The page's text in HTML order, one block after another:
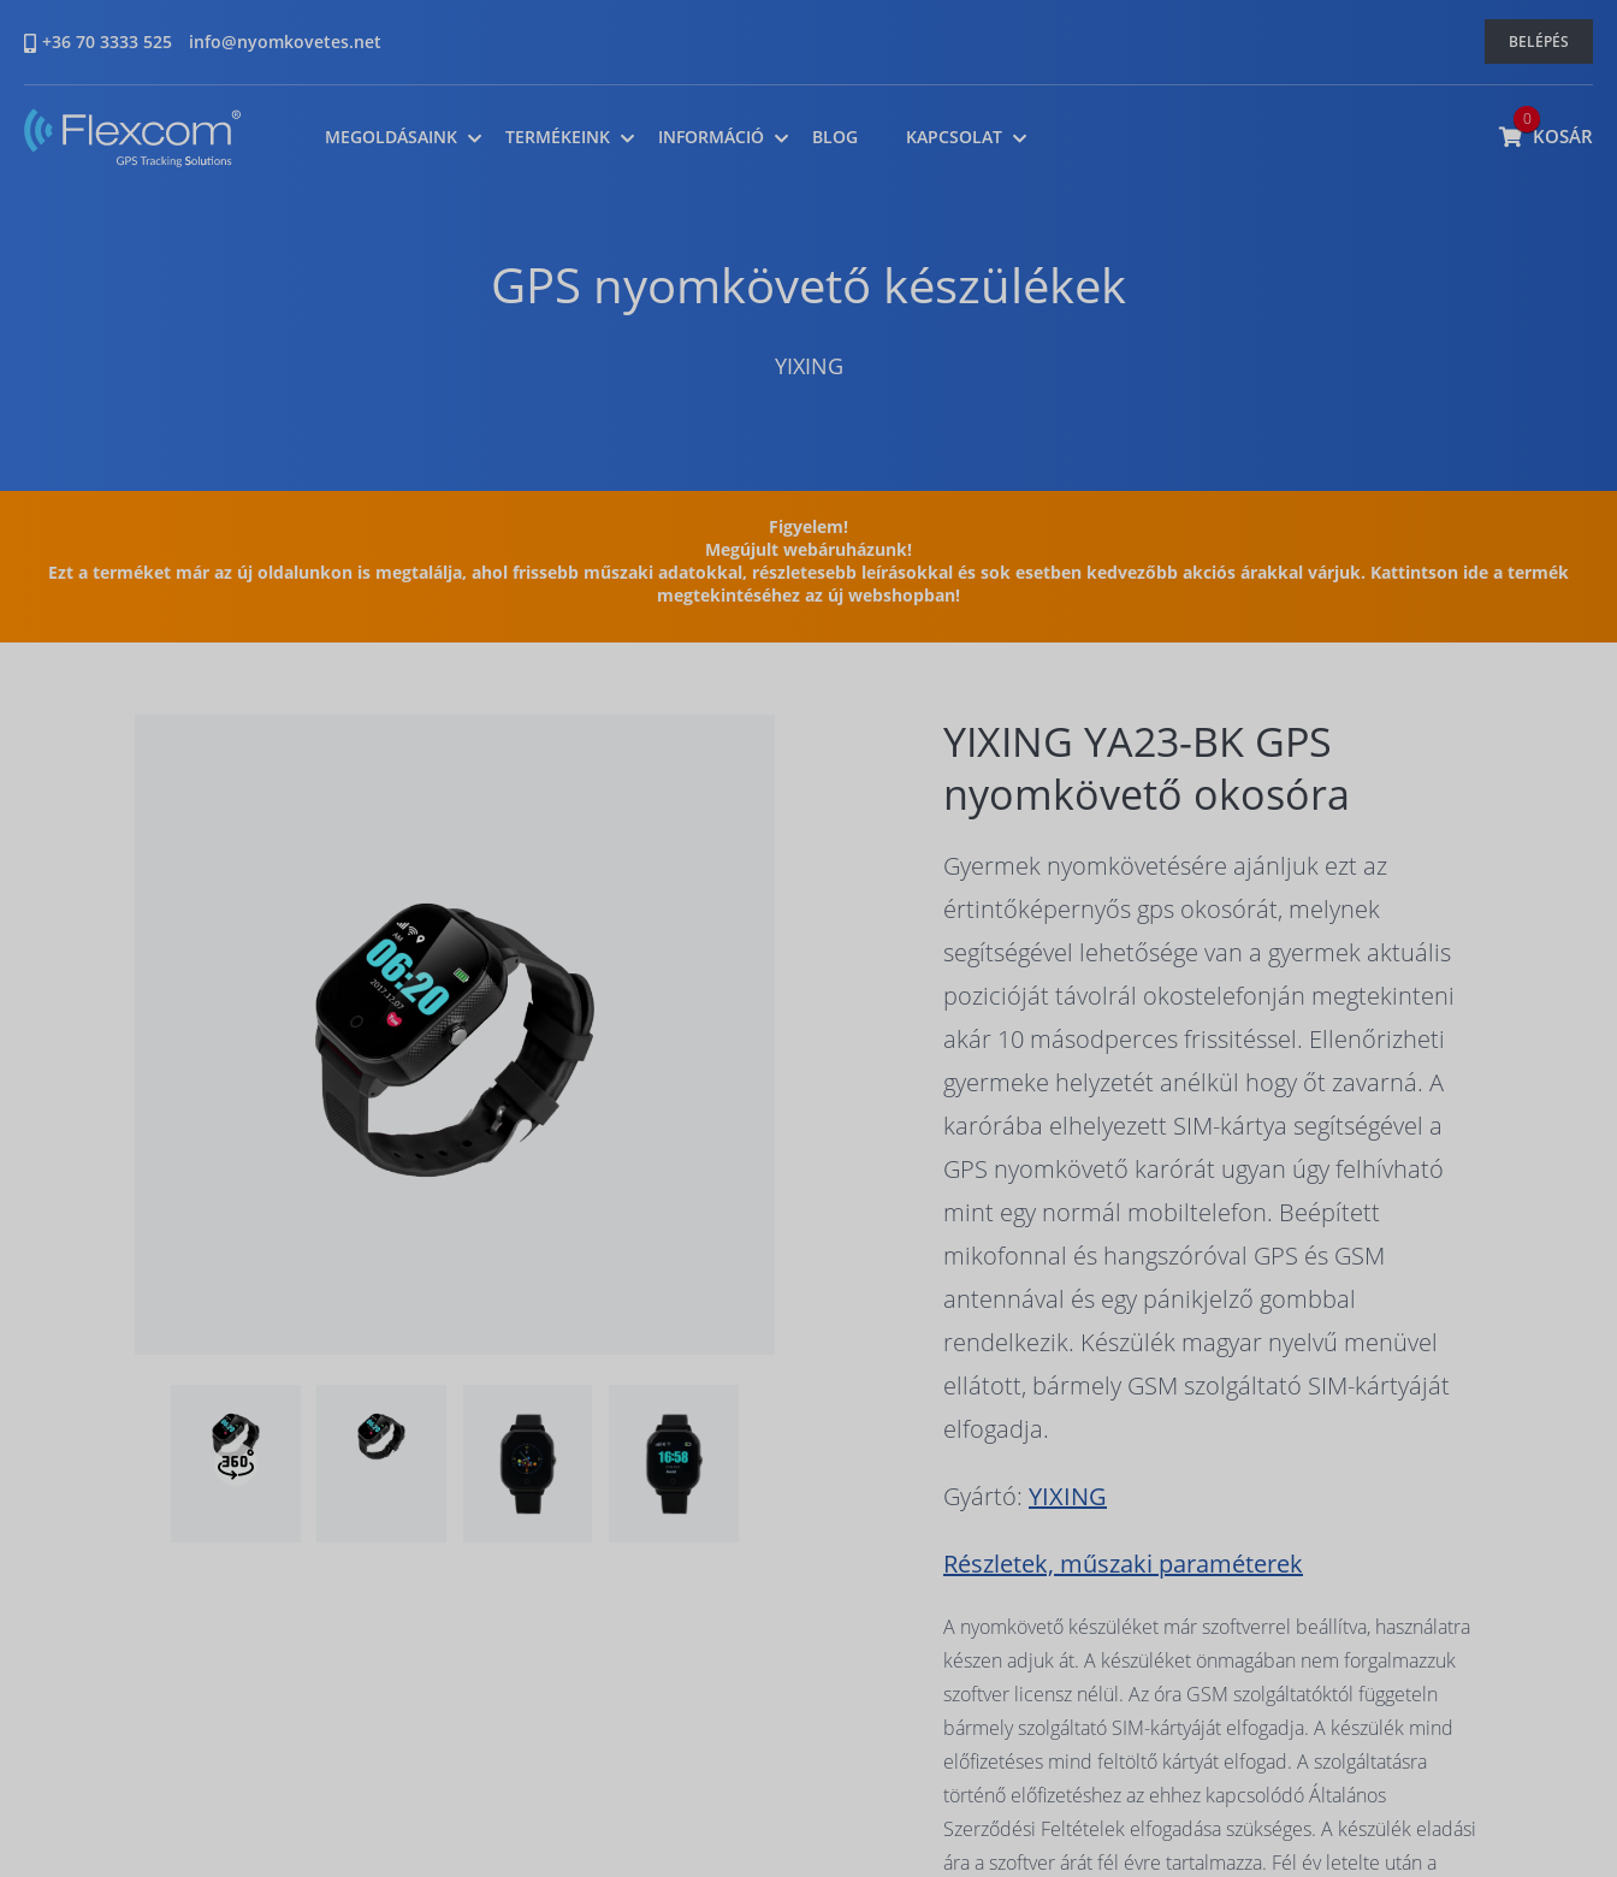
+36 70 3333 525 info@nyomkovetes.net BELÉPÉS
MEGOLDÁSAINK TERMÉKEINK INFORMÁCIÓ BLOG KAPCSOLAT
0
KOSÁR
GPS nyomkövető készülékek
YIXING
Figyelem!
Megújult webáruházunk!
Ezt a terméket már az új oldalunkon is megtalálja, ahol frissebb műszaki adatokkal, részletesebb leírásokkal és sok esetben kedvezőbb akciós árakkal várjuk. Kattintson ide a termék
megtekintéséhez az új webshopban!
YIXING YA23-BK GPS
nyomkövető okosóra
Gyermek nyomkövetésére ajánljuk ezt az
értintőképernyős gps okosórát, melynek
segítségével lehetősége van a gyermek aktuális
pozicióját távolrál okostelefonján megtekinteni
akár 10 másodperces frissitéssel. Ellenőrizheti
gyermeke helyzetét anélkül hogy őt zavarná. A
karórába elhelyezett SIM-kártya segítségével a
GPS nyomkövető karórát ugyan úgy felhívható
mint egy normál mobiltelefon. Beépített
mikofonnal és hangszóróval GPS és GSM
antennával és egy pánikjelző gombbal
rendelkezik. Készülék magyar nyelvű menüvel
ellátott, bármely GSM szolgáltató SIM-kártyáját
elfogadja.
Gyártó: YIXING
Részletek, műszaki paraméterek
A nyomkövető készüléket már szoftverrel beállítva, használatra
készen adjuk át. A készüléket önmagában nem forgalmazzuk
szoftver licensz nélül. Az óra GSM szolgáltatóktól függeteln
bármely szolgáltató SIM-kártyáját elfogadja. A készülék mind
előfizetéses mind feltöltő kártyát elfogad. A szolgáltatásra
történő előfizetéshez az ehhez kapcsolódó Általános
Szerződési Feltételek elfogadása szükséges. A készülék eladási
ára a szoftver árát fél évre tartalmazza. Fél év letelte után a